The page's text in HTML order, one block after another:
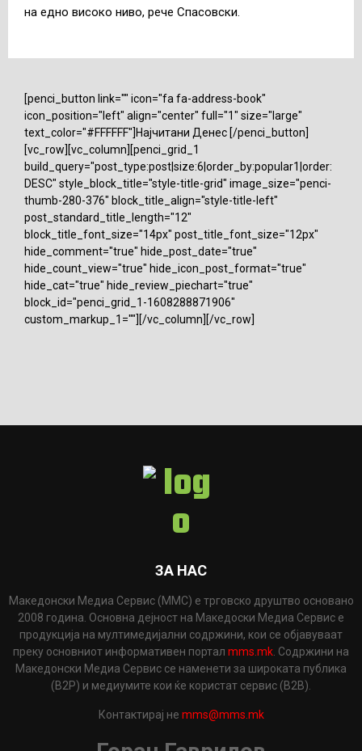
на едно високо ниво, рече Спасовски.
[penci_button link="" icon="fa fa-address-book"
icon_position="left" align="center" full="1" size="large"
text_color="#FFFFFF"]Најчитани Денес [/penci_button]
[vc_row][vc_column][penci_grid_1
build_query="post_type:post|size:6|order_by:popular1|order:
DESC" style_block_title="style-title-grid" image_size="penci-
thumb-280-376" block_title_align="style-title-left"
post_standard_title_length="12"
block_title_font_size="14px" post_title_font_size="12px"
hide_comment="true" hide_post_date="true"
hide_count_view="true" hide_icon_post_format="true"
hide_cat="true" hide_review_piechart="true"
block_id="penci_grid_1-1608288871906"
custom_markup_1=""][/vc_column][/vc_row]
ЗА НАС
Македонски Медиа Сервис (ММС) е трговско друштво основано
2008 година. Основна дејност на Македоски Медиа Сервис е
продукција на мултимедијални содржини, кои се објавуваат
преку основниот информативен портал mms.mk . Содржини на
Македонски Медиа Сервис се наменети за широката публика
(B2P) и медиумите кои ќе користат сервис (B2B).
Контактирај не mms@mms.mk